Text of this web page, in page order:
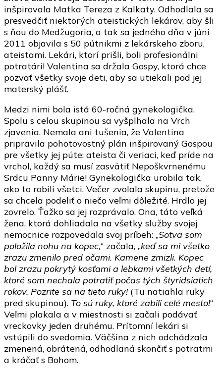
inšpirovala Matka Tereza z Kalkaty. Odhodlala sa
presvedčiť niektorých ateistických lekárov, aby šli
s ňou do Medžugoria, a tak sa jedného dňa v júni
2011 objavila s 50 pútnikmi z lekárskeho zboru,
ateistami. Lekári, ktorí prišli, boli profesionálni
potratári! Valentina sa držala Gospy, ktorá chce
pozvať všetky svoje deti, aby sa utiekali pod jej
materský plášť.
Medzi nimi bola istá 60-ročná gynekologička.
Spolu s celou skupinou sa vyšplhala na Vrch
zjavenia. Nemala ani tušenia, že Valentina
pripravila pohotovostný plán inšpirovaný Gospou
pre všetky jej púte: ateista či veriaci, keď príde na
vrchol, každý sa musí zasvätiť Nepoškvrnenému
Srdcu Panny Márie! Gynekologička urobila tak,
ako to robili všetci. Večer zvolala skupinu, pretože
sa chcela podeliť o niečo veľmi dôležité. Hrdlo jej
zovrelo. Ťažko sa jej rozprávalo. Ona, táto veľká
žena, ktorá dohliadala na všetky služby svojej
nemocnice rozpovedala svoj príbeh: „Sotva som
položila nohu na kopec,“ začala, „keď sa mi všetko
zrazu zmenilo pred očami. Kamene zmizli. Kopec
bol zrazu pokrytý kosťami a lebkami všetkých detí,
ktoré som nechala potratiť počas tých štyridsiatich
rokov. Pozrite sa na tieto ruky!(Tu natiahla ruky
pred skupinou). To sú ruky, ktoré zabili celé mesto!“
Veľmi plakala a v miestnosti si začali podávať
vreckovky jeden druhému. Prítomní lekári si
vstúpili do svedomia. Väčšina z nich odchádzala
zmenená, obrátená, odhodlaná skončiť s potratmi
a kráčať s Bohom.